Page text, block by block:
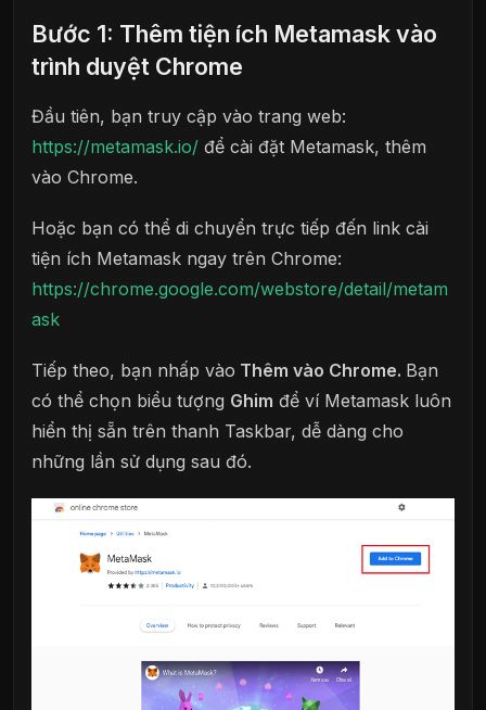
Bước 1: Thêm tiện ích Metamask vào
trình duyệt Chrome
Đầu tiên, bạn truy cập vào trang web:
https://metamask.io/ để cài đặt Metamask, thêm
vào Chrome.
Hoặc bạn có thể di chuyển trực tiếp đến link cài
tiện ích Metamask ngay trên Chrome:
https://chrome.google.com/webstore/detail/metam
ask
Tiếp theo, bạn nhấp vào Thêm vào Chrome. Bạn
có thể chọn biểu tượng Ghim để ví Metamask luôn
hiển thị sẵn trên thanh Taskbar, dễ dàng cho
những lần sử dụng sau đó.